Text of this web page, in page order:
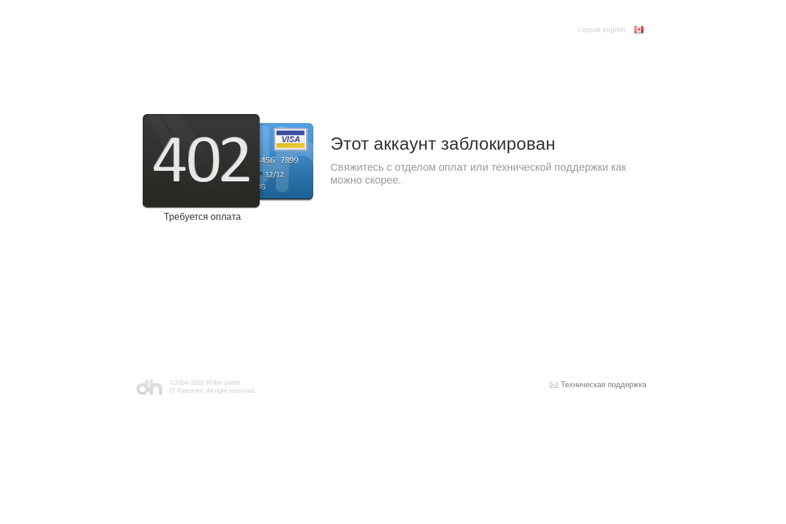
I speak english
Требуется оплата
Этот аккаунт заблокирован
Свяжитесь с отделом оплат или технической поддержки как
можно скорее.
Техническая поддержка
©2004-2026 Robin panel
IT Patrol inc. All right reserved.